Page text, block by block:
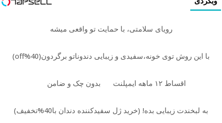
رویای سلامتی، با حمایت تو واقعی میشه
با این روش توی خونه،سفیدی و زیبایی دندوناتو برگردون(40%off)
اقساط ۱۲ ماهه ایمپلنت بدون چک و ضامن
به لبخندت زیبایی بده! (خرید ژل سفیدکننده دندان با40%تخفیف)